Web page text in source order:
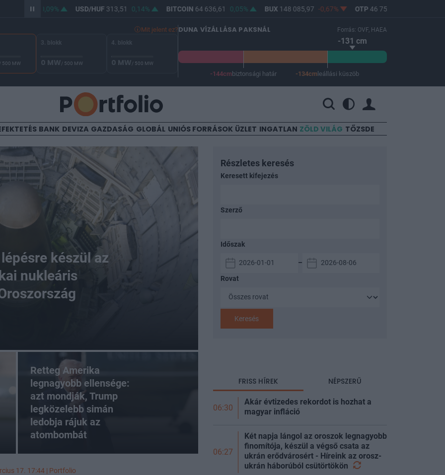
0,09% USD/HUF313,51 0,14% BITCOIN64 636,61 0,05% BUX 148 085,97 -0,67% OTP 46 750 -1,06%
Mit jelent ez?
/ 500 MW
3. blokk
0 MW/ 500 MW
4. blokk
0 MW/ 500 MW
DUNA VÍZÁLLÁSA PAKSNÁL Forrás: OVF, HAEA
-131 cm
-144cmbiztonsági határ -134cmleállási küszöb
BANK DEVIZA GAZDASÁG GLOBÁL UNIÓS FORRÁSOK ÜZLET INGATLAN ZÖLD VILÁG TŐZSDE
készül az
nukleáris
Retteg Amerika
legnagyobb ellensége:
azt mondják, Trump
legközelebb simán
ledobja rájuk az
atombombát
17. 17:44 | Portfolio
Részletes keresés
Keresett kifejezés
Szerző
Időszak
–
Rovat
Keresés
FRISS HÍREK NÉPSZERŰ
06:30
Akár évtizedes rekordot is hozhat a
magyar infláció
06:27
Két napja lángol az oroszok legnagyobb
finomítója, készül a végső csata az
ukrán erődvárosért - Híreink az orosz-
ukrán háborúból csütörtökön